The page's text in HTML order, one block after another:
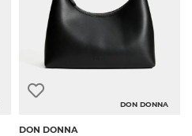
DON DONNA
DON DONNA